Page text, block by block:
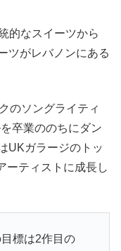
的なスイーツから
ツがレバノンにある
のソングライティ
卒業ののちにダン
UKガラージのトッ
ーティストに成長し
標は2作目の